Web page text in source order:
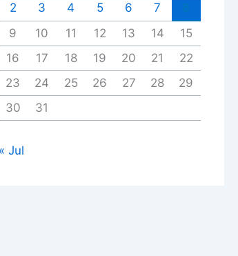
2
3 4 5 6 7
9
10 11 12 13 14
15
16
17 18 19 20 21
22
23
24 25 26 27 28
29
30
31
« Jul